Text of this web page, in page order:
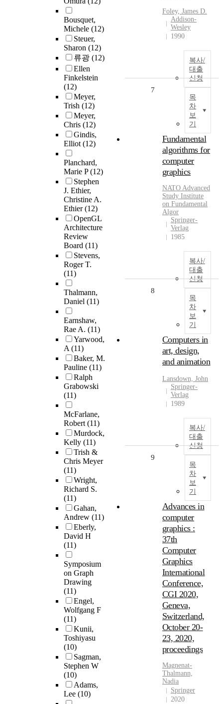
Bousquet,
Michele (12)
Steuer,
Sharon (12)
류광 (12)
Ellen
Finkelstein
(12)
Meyer,
Trish (12)
Meyer,
Chris (12)
Gindis,
Elliot(12)
Planchard,
Marie P(12)
Stephen
J. Ethier,
Christine A.
Ethier(12)
OpenGL
Architecture
Review
Board (11)
Stevens,
Roger T.
(11)
Thalmann,
Daniel (11)
Earnshaw,
Rae A. (11)
Yarwood,
A(11)
Baker, M.
Pauline (11)
Ralph
Grabowski
(11)
McFarlane,
Robert(11)
Murdock,
Kelly (11)
Trish &
Chris Meyer
(11)
Wright,
Richard S.
(11)
Gahan,
Andrew (11)
Eberly,
David H
(11)
Symposium
on Graph
Drawing
(11)
Engel,
Wolfgang F
(11)
Kunii,
Toshiyasu
(10)
Sagman,
Stephen W
(10)
Adams,
Lee (10)
Foley, James D.
Addison-
Wesley
1990
복사/
대출
신청
목
차
보
기
7
Fundamental
algorithms for
computer
graphics
NATO Advanced
Study Institute
on Fundamental
Algor
Springer-
Verlag
1985
복사/
대출
신청
목
차
보
기
8
Computers in
art, design,
and animation
Lansdown, John
Springer-
Verlag
1989
복사/
대출
신청
목
차
보
기
9
Advances in
computer
graphics :
37th
Computer
Graphics
International
Conference,
CGI 2020,
Geneva,
Switzerland,
October 20-
23, 2020,
proceedings
Magnenat-
Thalmann,
Nadia
Springer
2020